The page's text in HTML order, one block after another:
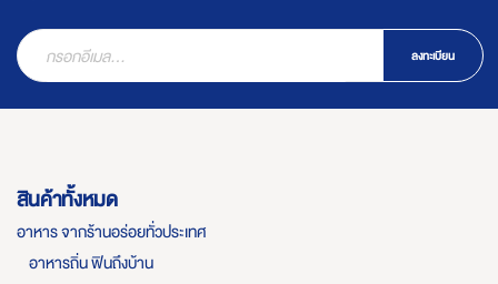
ลงทะเบียน
สินค้าทั้งหมด
อาหาร จากร้านอร่อยทั่วประเทศ
อาหารถิ่น ฟินถึงบ้าน